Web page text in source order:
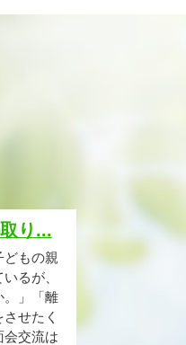
り...
どもの親
るが、
。」「離
せたく
会交流は